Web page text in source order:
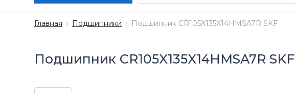
Главная Подшипники Подшипник CR105X135X14HMSA7R SKF
Подшипник CR105X135X14HMSA7R SKF